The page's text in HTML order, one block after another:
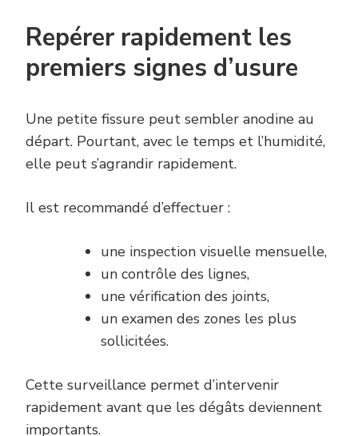
Repérer rapidement les
premiers signes d’usure
Une petite fissure peut sembler anodine au
départ. Pourtant, avec le temps et l’humidité,
elle peut s’agrandir rapidement.
Il est recommandé d’effectuer :
une inspection visuelle mensuelle,
un contrôle des lignes,
une vérification des joints,
un examen des zones les plus
sollicitées.
Cette surveillance permet d’intervenir
rapidement avant que les dégâts deviennent
importants.